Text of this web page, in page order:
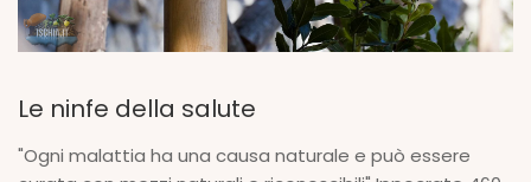
Le ninfe della salute
"Ogni malattia ha una causa naturale e può essere